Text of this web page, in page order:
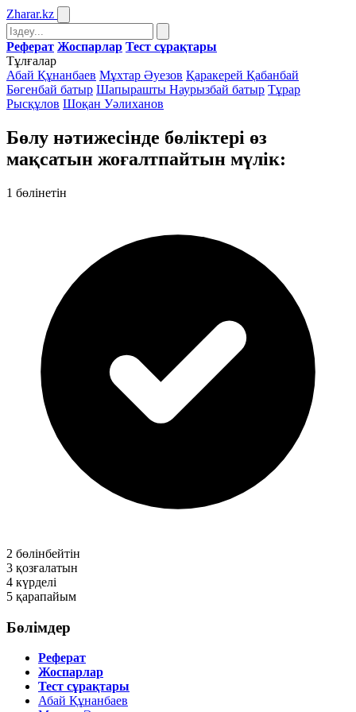
Zharar.kz
Реферат Жоспарлар Тест сұрақтары
Тұлғалар
Абай Құнанбаев Мұхтар Әуезов Қаракерей Қабанбай
Бөгенбай батыр Шапырашты Наурызбай батыр Тұрар
Рысқұлов Шоқан Уәлиханов
Бөлу нәтижесінде бөліктері өз
мақсатын жоғалтпайтын мүлік:
1 бөлінетін
2 бөлінбейтін
3 қозғалатын
4 күрделі
5 қарапайым
Бөлімдер
Реферат
Жоспарлар
Тест сұрақтары
Абай Құнанбаев